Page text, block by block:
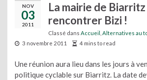
NOV
03
2011
La mairie de
rencontrer Bizi !
Classé dans Accueil Alternatives au
3 novembre 2011
4 mins to read
Une réunion aura lieu dans les jours à
politique cyclable sur Biarritz. La date